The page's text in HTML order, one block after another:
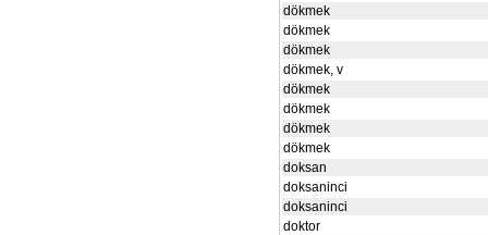
dökmek
dökmek
dökmek
dökmek, v
dökmek
dökmek
dökmek
dökmek
doksan
doksaninci
doksaninci
doktor